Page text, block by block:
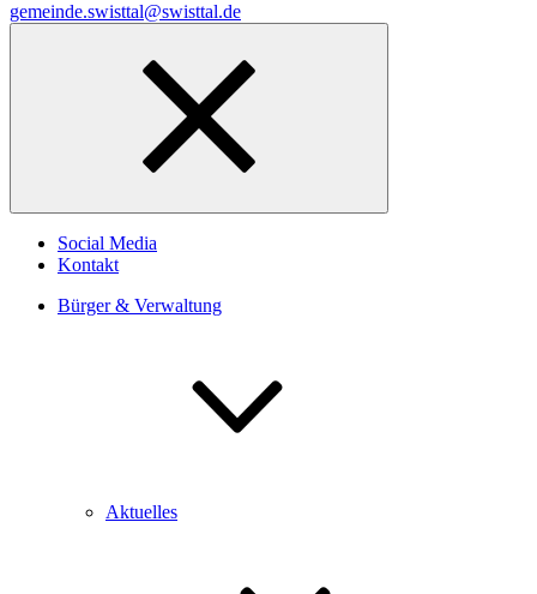
gemeinde.swisttal@swisttal.de
Social Media
Kontakt
Bürger & Verwaltung
Aktuelles